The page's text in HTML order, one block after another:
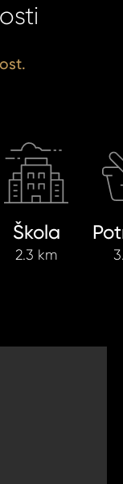
Škola
2.3 km